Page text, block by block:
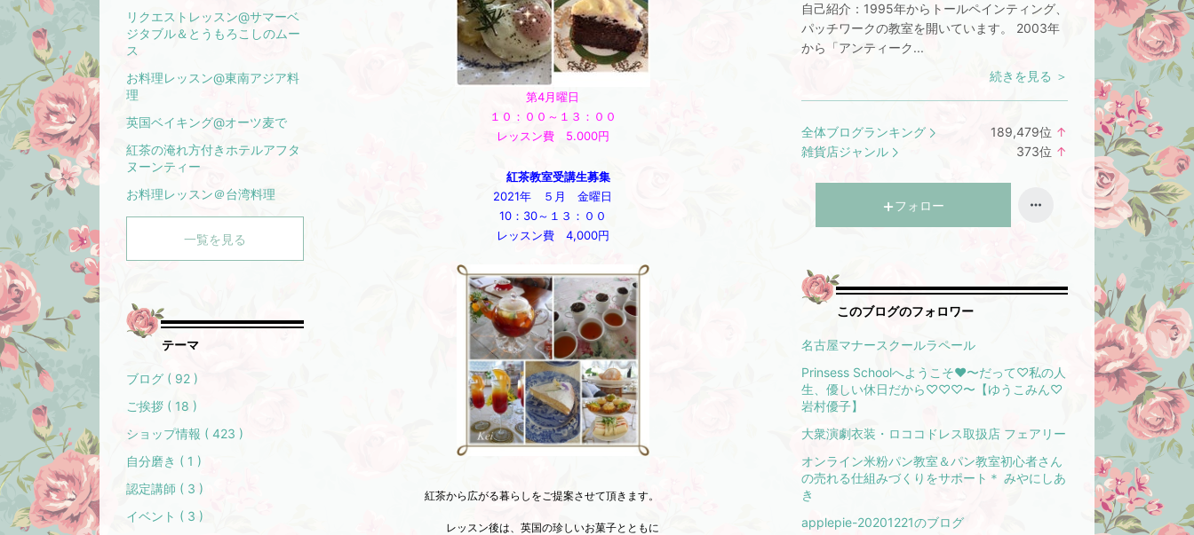
第4月曜日
１０：００～１３：００
レッスン費 5.000円
紅茶教室受講生募集
2021年 ５月 金曜日
10：30～１３：００
レッスン費 4,000円
紅茶から広がる暮らしをご提案させて頂きます。
レッスン後は、英国の珍しいお菓子とともに
自己紹介： 1995年からトールペインティング、
パッチワークの教室を開いています。 2003年
から「アンティーク...
続きを見る ＞
全体ブログランキング 189,479位 ↑
雑貨店ジャンル 373位 ↑
フォロー
このブログのフォロワー
名古屋マナースクールラペール
Prinsess Schoolへようこそ❤︎〜だって♡私の人
生、優しい休日だから♡♡♡〜【ゆうこみん♡
岩村優子】
大衆演劇衣装・ロココドレス取扱店 フェアリー
オンライン米粉パン教室＆パン教室初心者さん
の売れる仕組みづくりをサポート＊ みやにしあ
き
applepie-20201221のブログ
リクエストレッスン@サマーベ
ジタブル＆とうもろこしのムー
ス
お料理レッスン@東南アジア料
理
英国ベイキング@オーツ麦で
紅茶の淹れ方付きホテルアフタ
ヌーンティー
お料理レッスン＠台湾料理
一覧を見る
テーマ
ブログ ( 92 )
ご挨拶 ( 18 )
ショップ情報 ( 423 )
自分磨き ( 1 )
認定講師 ( 3 )
イベント ( 3 )